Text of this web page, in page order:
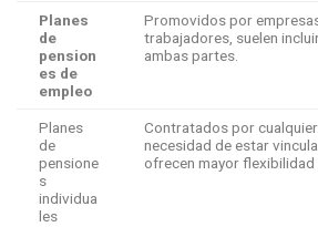
Planes
de
pension
es de
empleo
Promovidos por
trabajadores, suelen
ambas partes.
Planes
de
pensione
s
individua
les
Contratados por
necesidad de estar
ofrecen mayor